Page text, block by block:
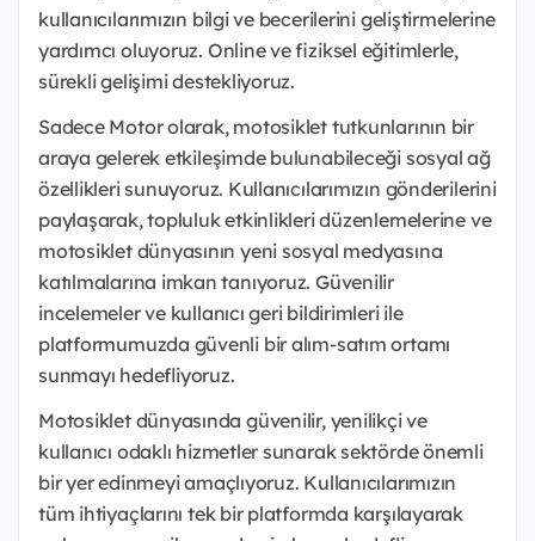
kullanıcılarımızın bilgi ve becerilerini geliştirmelerine
yardımcı oluyoruz. Online ve fiziksel eğitimlerle,
sürekli gelişimi destekliyoruz.
Sadece Motor olarak, motosiklet tutkunlarının bir
araya gelerek etkileşimde bulunabileceği sosyal ağ
özellikleri sunuyoruz. Kullanıcılarımızın gönderilerini
paylaşarak, topluluk etkinlikleri düzenlemelerine ve
motosiklet dünyasının yeni sosyal medyasına
katılmalarına imkan tanıyoruz. Güvenilir
incelemeler ve kullanıcı geri bildirimleri ile
platformumuzda güvenli bir alım-satım ortamı
sunmayı hedefliyoruz.
Motosiklet dünyasında güvenilir, yenilikçi ve
kullanıcı odaklı hizmetler sunarak sektörde önemli
bir yer edinmeyi amaçlıyoruz. Kullanıcılarımızın
tüm ihtiyaçlarını tek bir platformda karşılayarak